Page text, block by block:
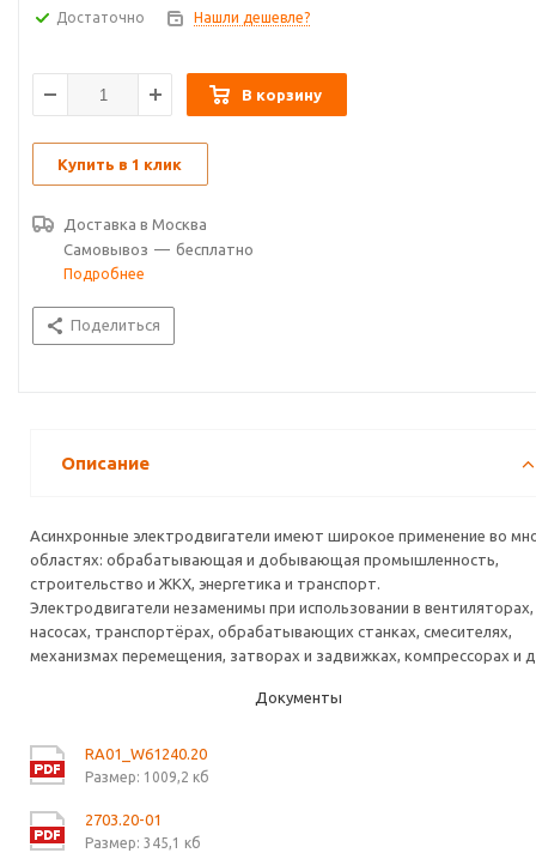
Достаточно Нашли дешевле?
В корзину
Купить в 1 клик
Доставка в Москва
Самовывоз — бесплатно
Подробнее
Поделиться
Описание
Асинхронные электродвигатели имеют широкое применение во
областях: обрабатывающая и добывающая промышленность,
строительство и ЖКХ, энергетика и транспорт.
Электродвигатели незаменимы при использовании в вентиляторах,
насосах, транспортёрах, обрабатывающих станках, смесителях,
механизмах перемещения, затворах и задвижках, компрессорах и
Документы
RA01_W61240.20
Размер: 1009,2 кб
2703.20-01
Размер: 345,1 кб